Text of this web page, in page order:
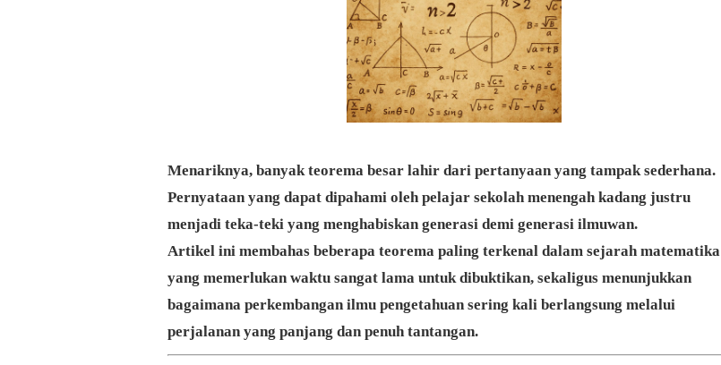
Menariknya, banyak teorema besar lahir dari pertanyaan yang tampak sederhana.
Pernyataan yang dapat dipahami oleh pelajar sekolah menengah kadang justru
menjadi teka-teki yang menghabiskan generasi demi generasi ilmuwan.
Artikel ini membahas beberapa teorema paling terkenal dalam sejarah matematika
yang memerlukan waktu sangat lama untuk dibuktikan, sekaligus menunjukkan
bagaimana perkembangan ilmu pengetahuan sering kali berlangsung melalui
perjalanan yang panjang dan penuh tantangan.